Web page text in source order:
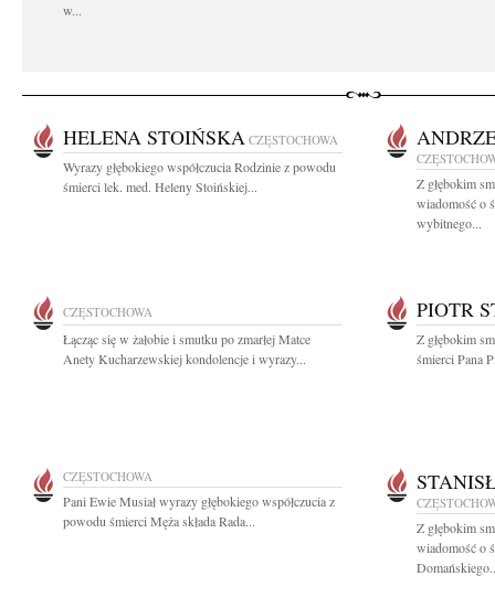
w...
HELENA STOIŃSKA CZĘSTOCHOWA
Wyrazy głębokiego współczucia Rodzinie z powodu
śmierci lek. med. Heleny Stoińskiej...
Z głębokim
wiadomość o
wybitnego...
CZĘSTOCHOWA
Łącząc się w żałobie i smutku po zmarłej Matce
Anety Kucharzewskiej kondolencje i wyrazy...
PIOTR
Z głębokim
śmierci Pana
CZĘSTOCHOWA
Pani Ewie Musiał wyrazy głębokiego współczucia z
powodu śmierci Męża składa Rada...
Z głębokim
wiadomość o